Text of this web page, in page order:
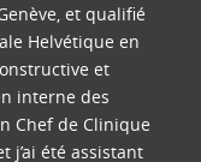
et qualifié
Helvétique en
et
interne des
Chef de Clinique
j’ai été assistant